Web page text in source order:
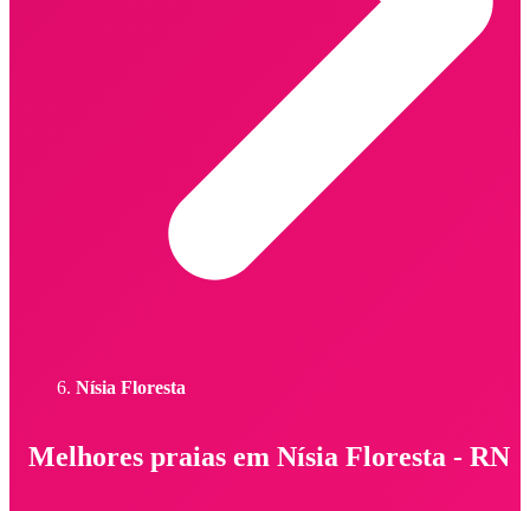
Nísia Floresta
Melhores praias em Nísia Floresta - RN